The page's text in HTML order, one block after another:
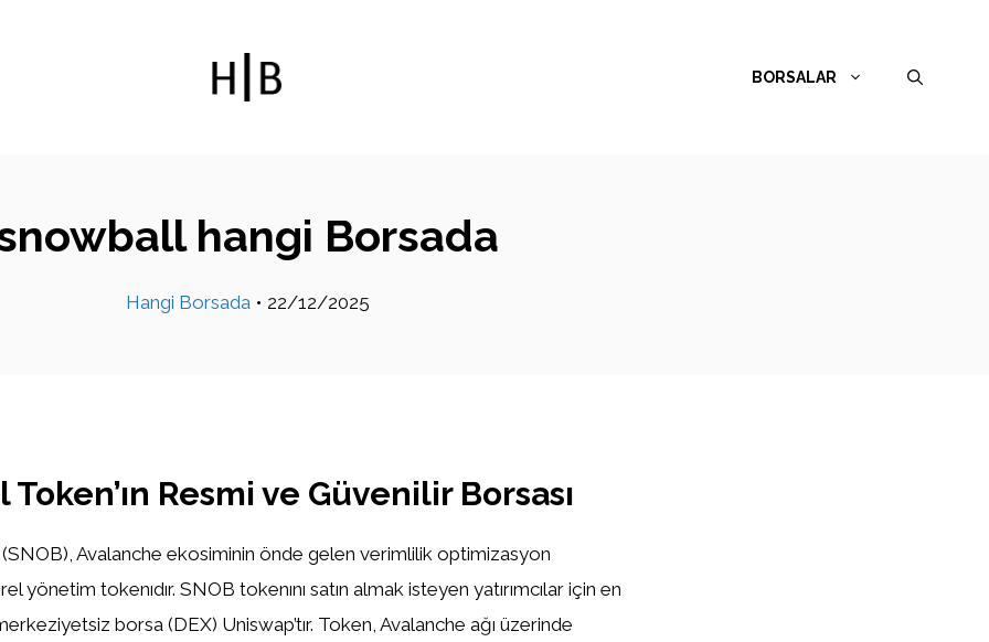
BORSALAR
hangi Borsada
Hangi Borsada • 22/12/2025
Resmi ve Güvenilir Borsası
Avalanche ekosiminin önde gelen verimlilik optimizasyon
yönetim tokenıdır. SNOB tokenını satın almak isteyen yatırımcılar için en
borsa (DEX) Uniswap’tır. Token, Avalanche ağı üzerinde